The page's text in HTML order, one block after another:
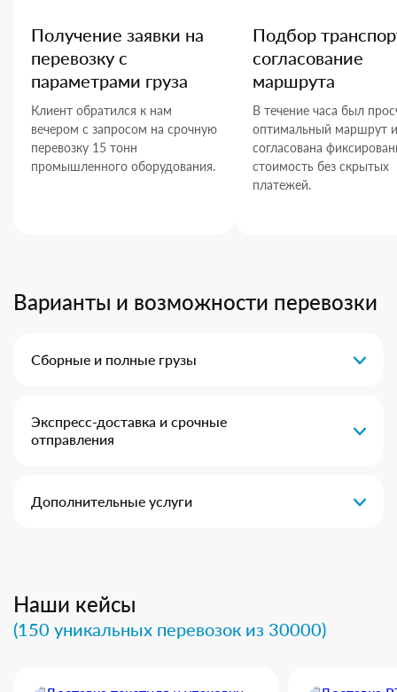
Получение заявки на
перевозку с
параметрами груза
Клиент обратился к нам
вечером с запросом на срочную
перевозку 15 тонн
промышленного оборудования.
Подбор
согласование
маршрута
В течение часа был
оптимальный маршрут и
согласована
стоимость без скрытых
платежей.
Варианты и возможности перевозки
Сборные и полные грузы
Экспресс-доставка и срочные
отправления
Дополнительные услуги
Наши кейсы
(150 уникальных перевозок из 30000)